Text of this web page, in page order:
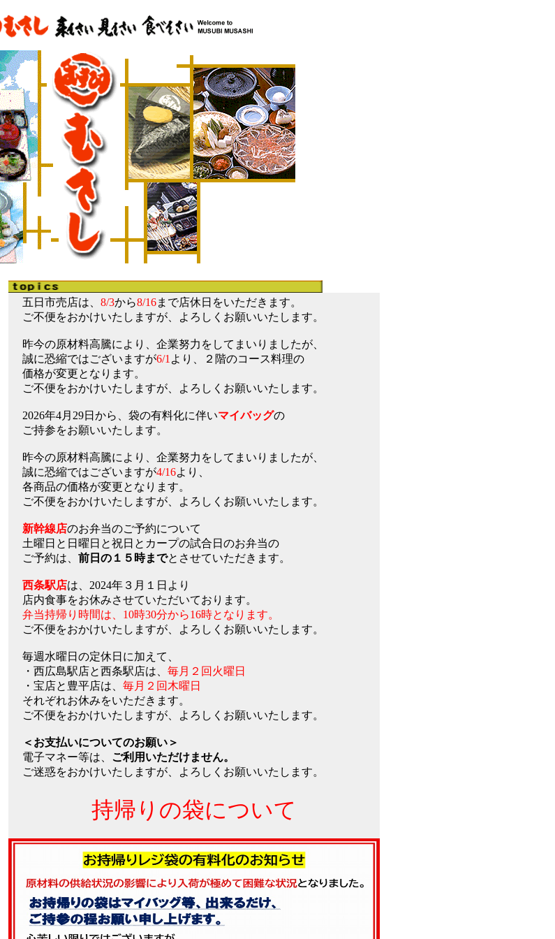
五日市売店は、 8/3から8/16まで店休日をいただきます。
ご不便をおかけいたしますが、よろしくお願いいたします。
昨今の原材料高騰により、企業努力をしてまいりましたが、
誠に恐縮ではございますが6/1 より、２階のコース料理の
価格が変更となります。
ご不便をおかけいたしますが、よろしくお願いいたします。
2026年4月29日から、袋の有料化に伴いマイバッグの
ご持参をお願いいたします。
昨今の原材料高騰により、企業努力をしてまいりましたが、
誠に恐縮ではございますが4/16より、
各商品の価格が変更となります。
ご不便をおかけいたしますが、よろしくお願いいたします。
新幹線店のお弁当のご予約について
土曜日と日曜日と祝日とカープの試合日のお弁当の
ご予約は、 前日の１５時までとさせていただきます。
西条駅店は、2024年３月１日より
店内食事をお休みさせていただいております。
弁当持帰り時間は、10時30分から16時となります。
ご不便をおかけいたしますが、よろしくお願いいたします。
毎週水曜日の定休日に加えて、
・西広島駅店と西条駅店は、 毎月２回火曜日
・宝店と豊平店は、 毎月２回木曜日
それぞれお休みをいただきます。
ご不便をおかけいたしますが、よろしくお願いいたします。
＜お支払いについてのお願い＞
電子マネー等は、 ご利用いただけません。
ご迷惑をおかけいたしますが、よろしくお願いいたします。
持帰りの袋について